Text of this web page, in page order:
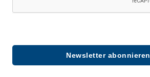
Newsletter abonnieren